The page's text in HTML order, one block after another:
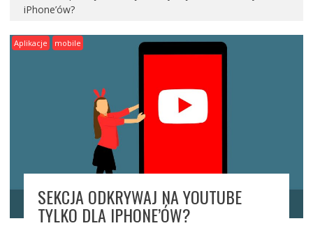
iPhone’ów?
Aplikacje mobile
SEKCJA ODKRYWAJ NA YOUTUBE
TYLKO DLA IPHONE’ÓW?